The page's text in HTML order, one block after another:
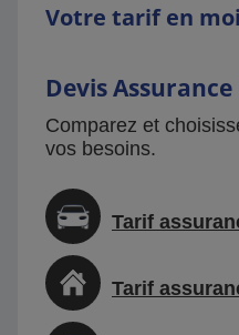
Votre tarif en
Devis
Comparez et
vos besoins.
Tarif
Tarif